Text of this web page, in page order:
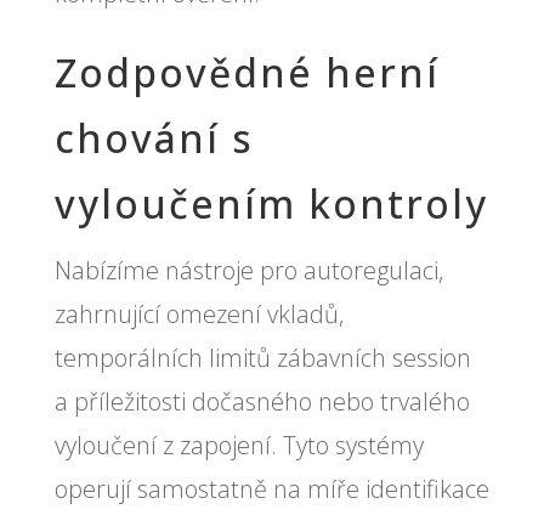
Zodpovědné herní
chování s
vyloučením kontroly
Nabízíme nástroje pro autoregulaci,
zahrnující omezení vkladů,
temporálních limitů zábavních session
a příležitosti dočasného nebo trvalého
vyloučení z zapojení. Tyto systémy
operují samostatně na míře identifikace